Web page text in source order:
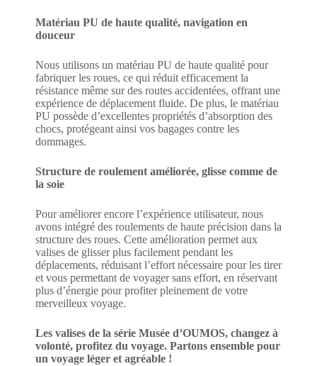
Matériau PU de haute qualité, navigation en
douceur
Nous utilisons un matériau PU de haute qualité pour
fabriquer les roues, ce qui réduit efficacement la
résistance même sur des routes accidentées, offrant une
expérience de déplacement fluide. De plus, le matériau
PU possède d’excellentes propriétés d’absorption des
chocs, protégeant ainsi vos bagages contre les
dommages.
Structure de roulement améliorée, glisse comme de
la soie
Pour améliorer encore l’expérience utilisateur, nous
avons intégré des roulements de haute précision dans la
structure des roues. Cette amélioration permet aux
valises de glisser plus facilement pendant les
déplacements, réduisant l’effort nécessaire pour les tirer
et vous permettant de voyager sans effort, en réservant
plus d’énergie pour profiter pleinement de votre
merveilleux voyage.
Les valises de la série Musée d’OUMOS, changez à
volonté, profitez du voyage. Partons ensemble pour
un voyage léger et agréable !